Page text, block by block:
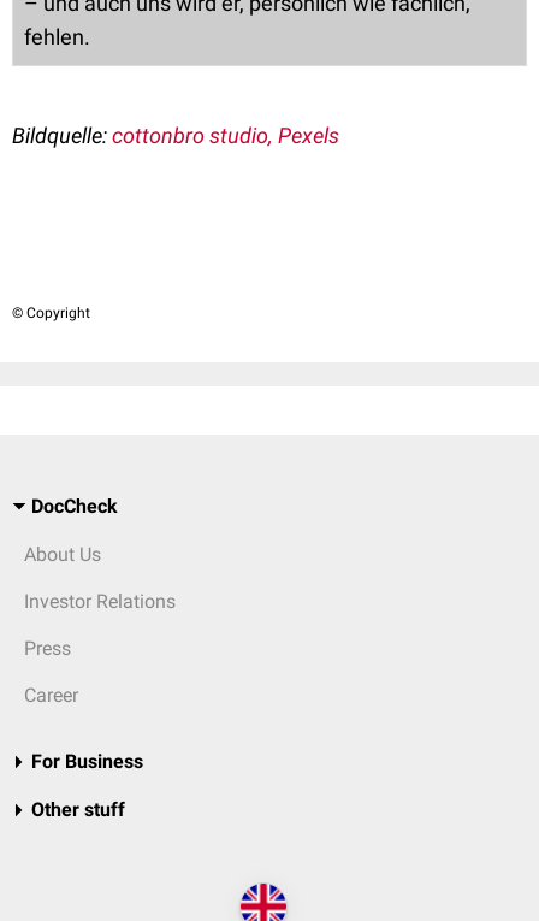
fehlen.
Bildquelle:cottonbro studio, Pexels
© Copyright
DocCheck
About Us
Investor Relations
Press
Career
For Business
Other stuff